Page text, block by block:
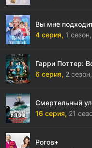
Вы мне
4 серия, 1 сезон,
Гарри Поттер:
6 серия, 2 сезон,
Смертельный
16 серия, 21
Рогов+